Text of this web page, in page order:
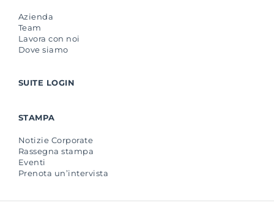
Azienda
Team
Lavora con noi
Dove siamo
SUITE LOGIN
STAMPA
Notizie Corporate
Rassegna stampa
Eventi
Prenota un’intervista